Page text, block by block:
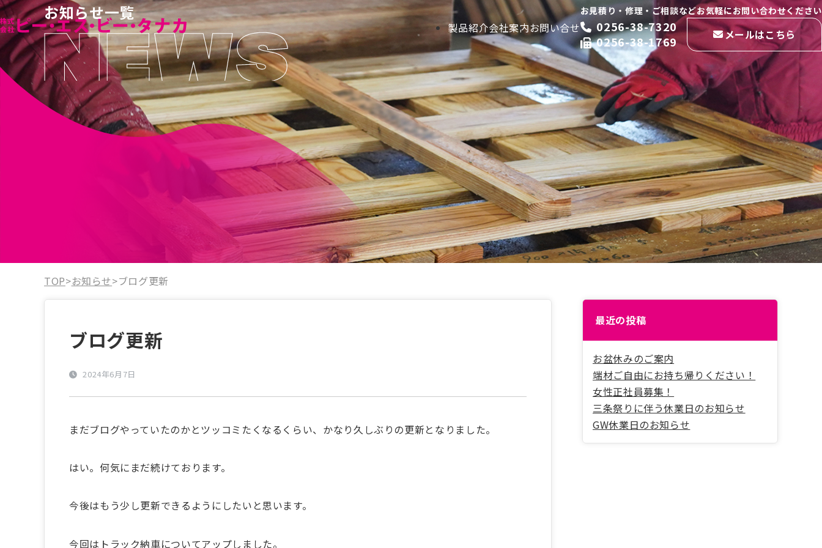
製品紹介会社案内お問い合せ
お見積り・修理・ご相談などお気軽にお問い合わせください
0256-38-7320
0256-38-1769
メールはこちら
お知らせ一覧
TOP>お知らせ>ブログ更新
ブログ更新
2024年6月7日
まだブログやっていたのかとツッコミたくなるくらい、かなり久しぶりの更新となりました。
はい。何気にまだ続けております。
今後はもう少し更新できるようにしたいと思います。
今回はトラック納車についてアップしました。
最近の投稿
お盆休みのご案内
端材ご自由にお持ち帰りください！
女性正社員募集！
三条祭りに伴う休業日のお知らせ
GW休業日のお知らせ